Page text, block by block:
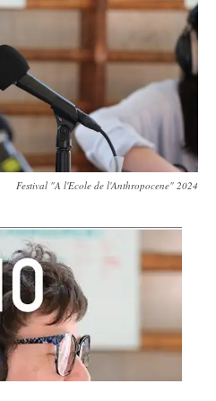
Festival "A l'Ecole de l'Anthropocene" 2024